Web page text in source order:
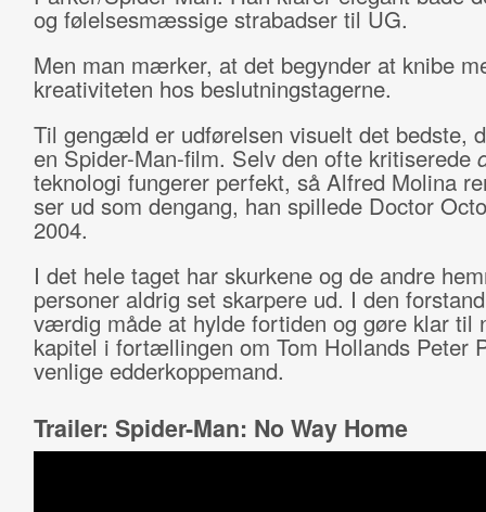
og følelsesmæssige strabadser til UG.
Men man mærker, at det begynder at knibe
kreativiteten hos beslutningstagerne.
Til gengæld er udførelsen visuelt det bedste,
en Spider-Man-film. Selv den ofte kritiserede
teknologi fungerer perfekt, så Alfred Molina
ser ud som dengang, han spillede Doctor
2004.
I det hele taget har skurkene og de andre
personer aldrig set skarpere ud. I den
værdig måde at hylde fortiden og gøre klar til
kapitel i fortællingen om Tom Hollands Peter
venlige edderkoppemand.
Trailer: Spider-Man: No Way Home